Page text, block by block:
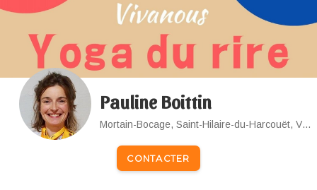
Pauline Boittin
Mortain-Bocage, Saint-Hilaire-du-Harcouët, Vire Normandie, Sourdeval
CONTACTER